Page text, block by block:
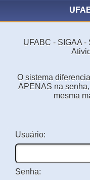
UFABC - SIGAA -
O sistema
APENAS na
mesma
Usuário:
Senha: